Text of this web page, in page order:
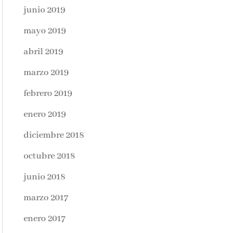
junio 2019
mayo 2019
abril 2019
marzo 2019
febrero 2019
enero 2019
diciembre 2018
octubre 2018
junio 2018
marzo 2017
enero 2017